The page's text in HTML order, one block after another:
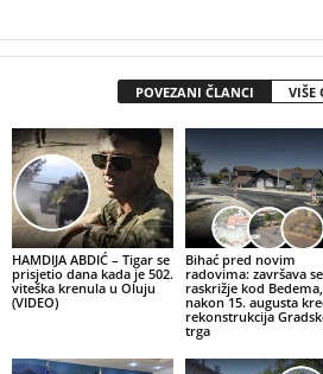
POVEZANI ČLANCI VIŠE
HAMDIJA ABDIĆ – Tigar se
prisjetio dana kada je 502.
viteška krenula u Oluju
(VIDEO)
Bihać pred novim
radovima: završava se
raskrižje kod Bedema,
nakon 15. augusta
rekonstrukcija
trga